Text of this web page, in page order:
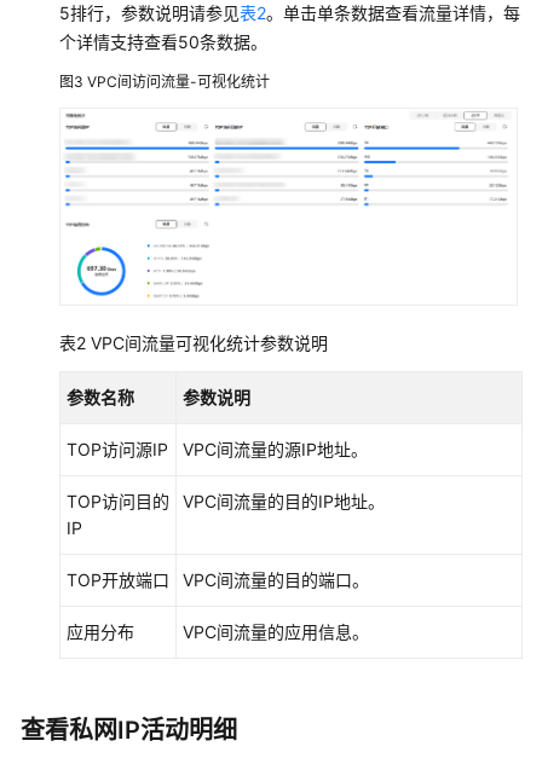
流
析
流
查
入
流
出
流
查
看
5排行，参数说明请参见表2。单击单条数据查看流量详情，每
个详情支持查看50条数据。
图3 VPC间访问流量-可视化统计
表2 VPC间流量可视化统计参数说明
参数名称 参数说明
TOP访问源IP VPC间流量的源IP地址。
TOP访问目的
IP
VPC间流量的目的IP地址。
TOP开放端口 VPC间流量的目的端口。
应用分布 VPC间流量的应用信息。
查看私网IP活动明细